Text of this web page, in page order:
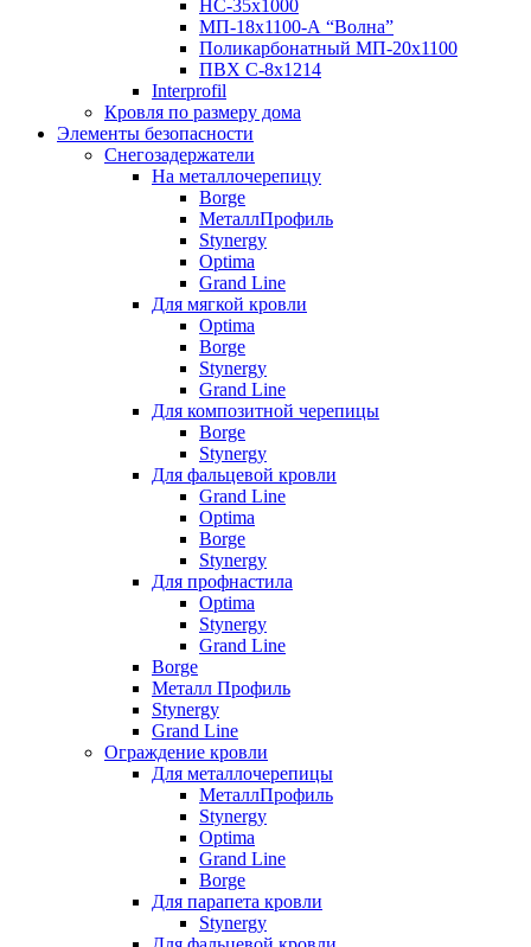
НС-35х1000
МП-18х1100-А “Волна”
Поликарбонатный МП-20х1100
ПВХ С-8х1214
Interprofil
Кровля по размеру дома
Элементы безопасности
Снегозадержатели
На металлочерепицу
Borge
МеталлПрофиль
Stynergy
Optima
Grand Line
Для мягкой кровли
Optima
Borge
Stynergy
Grand Line
Для композитной черепицы
Borge
Stynergy
Для фальцевой кровли
Grand Line
Optima
Borge
Stynergy
Для профнастила
Optima
Stynergy
Grand Line
Borge
Металл Профиль
Stynergy
Grand Line
Ограждение кровли
Для металлочерепицы
МеталлПрофиль
Stynergy
Optima
Grand Line
Borge
Для парапета кровли
Stynergy